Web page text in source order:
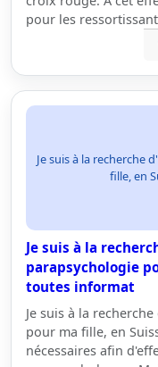
pour les
Je suis à la recherche
fille, en
Je suis à la
parapsychologie
toutes informat
Je suis à la
pour ma fille, en
nécessaires afin